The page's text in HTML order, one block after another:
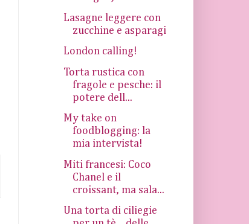
Lasagne leggere con
zucchine e asparagi
London calling!
Torta rustica con
fragole e pesche: il
potere dell...
My take on
foodblogging: la
mia intervista!
Miti francesi: Coco
Chanel e il
croissant, ma sala...
Una torta di ciliegie